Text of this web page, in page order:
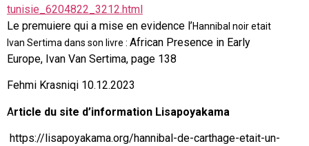
tunisie_6204822_3212.html
Le premuiere qui a mise en evidence l’Hannibal noir etait
Ivan Sertima dans son livre : African Presence in Early
Europe, Ivan Van Sertima, page 138
Fehmi Krasniqi 10.12.2023
Article du site d’information Lisapoyakama
https://lisapoyakama.org/hannibal-de-carthage-etait-un-